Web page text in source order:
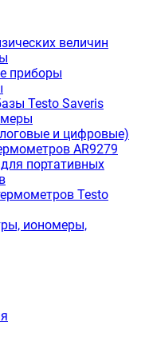
величин
приборы
Testo Saveris
и цифровые)
AR9279
портативных
Testo
иономеры,